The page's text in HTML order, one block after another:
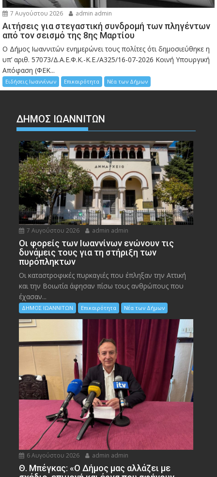
7 Αυγούστου 2026 admin admin
Αιτήσεις για στεγαστική συνδρομή των πληγέντων
από τον σεισμό της 8ης Μαρτίου
Ο Δήμος Ιωαννιτών ενημερώνει τους πολίτες ότι δημοσιεύθηκε η
υπ’ αριθ. 57073/Δ.Α.Ε.Φ.Κ.-Κ.Ε./Α325/16-07-2026 Κοινή Υπουργική
Απόφαση (ΦΕΚ...
Ειδήσεις Ιωαννίνων Επικαιρότητα Νέα των Δήμων
ΔΗΜΟΣ ΙΩΑΝΝΙΤΩΝ
7 Αυγούστου 2026 admin admin
Οι φορείς των Ιωαννίνων ενώνουν τις
δυνάμεις τους για τη στήριξη των
πυρόπληκτων
Οι καταστροφικές πυρκαγιές που έπληξαν την Αττική
και την Bοιωτία άφησαν πίσω τους ανθρώπους που
έχασαν...
ΔΗΜΟΣ ΙΩΑΝΝΙΤΩΝ Επικαιρότητα Νέα των Δήμων
6 Αυγούστου 2026 admin admin
Θ. Μπέγκας: «Ο Δήμος μας αλλάζει με